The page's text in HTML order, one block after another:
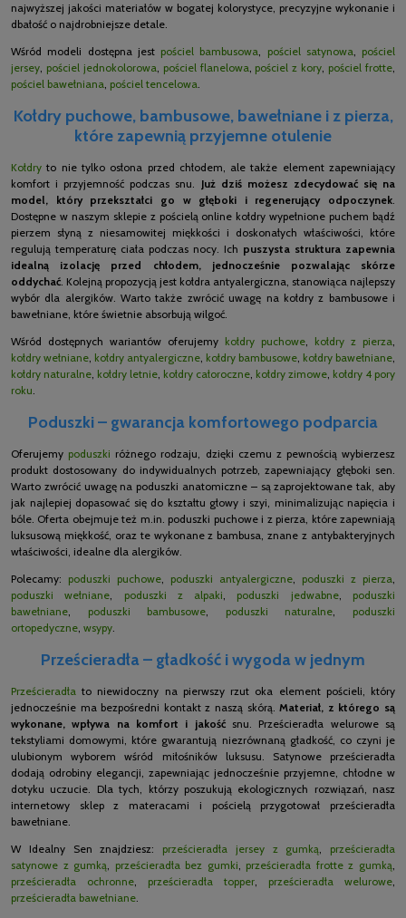
najwyższej jakości materiałów w bogatej kolorystyce, precyzyjne wykonanie i
dbałość o najdrobniejsze detale.
Wśród modeli dostępna jest pościel bambusowa, pościel satynowa, pościel
jersey, pościel jednokolorowa, pościel flanelowa, pościel z kory, pościel frotte,
pościel bawełniana, pościel tencelowa.
Kołdry puchowe, bambusowe, bawełniane i z pierza,
które zapewnią przyjemne otulenie
Kołdry to nie tylko osłona przed chłodem, ale także element zapewniający
komfort i przyjemność podczas snu. Już dziś możesz zdecydować się na
model, który przekształci go w głęboki i regenerujący odpoczynek.
Dostępne w naszym sklepie z pościelą online kołdry wypełnione puchem bądź
pierzem słyną z niesamowitej miękkości i doskonałych właściwości, które
regulują temperaturę ciała podczas nocy. Ich puszysta struktura zapewnia
idealną izolację przed chłodem, jednocześnie pozwalając skórze
oddychać. Kolejną propozycją jest kołdra antyalergiczna, stanowiąca najlepszy
wybór dla alergików. Warto także zwrócić uwagę na kołdry z bambusowe i
bawełniane, które świetnie absorbują wilgoć.
Wśród dostępnych wariantów oferujemy kołdry puchowe, kołdry z pierza,
kołdry wełniane, kołdry antyalergiczne, kołdry bambusowe, kołdry bawełniane,
kołdry naturalne, kołdry letnie, kołdry całoroczne, kołdry zimowe, kołdry 4 pory
roku.
Poduszki – gwarancja komfortowego podparcia
Oferujemy poduszki różnego rodzaju, dzięki czemu z pewnością wybierzesz
produkt dostosowany do indywidualnych potrzeb, zapewniający głęboki sen.
Warto zwrócić uwagę na poduszki anatomiczne – są zaprojektowane tak, aby
jak najlepiej dopasować się do kształtu głowy i szyi, minimalizując napięcia i
bóle. Oferta obejmuje też m.in. poduszki puchowe i z pierza, które zapewniają
luksusową miękkość, oraz te wykonane z bambusa, znane z antybakteryjnych
właściwości, idealne dla alergików.
Polecamy: poduszki puchowe poduszki antyalergiczne poduszki z pierza
poduszki wełniane
poduszki z alpaki poduszki jedwabne, poduszki
bawełniane
poduszki bambusowe poduszki naturalne
poduszki
ortopedyczne wsypy
Prześcieradła – gładkość i wygoda w jednym
Prześcieradła to niewidoczny na pierwszy rzut oka element pościeli, który
jednocześnie ma bezpośredni kontakt z naszą skórą.Materiał, z którego są
wykonane, wpływa na komfort i jakośćsnu. Prześcieradła welurowe są
tekstyliami domowymi, które gwarantują niezrównaną gładkość, co czyni je
ulubionym wyborem wśród miłośników luksusu. Satynowe prześcieradła
dodają odrobiny elegancji, zapewniając jednocześnie przyjemne, chłodne w
dotyku uczucie. Dla tych, którzy poszukują ekologicznych rozwiązań, nasz
internetowy sklep z materacami i pościelą przygotował prześcieradła
bawełniane.
W Idealny Sen znajdziesz: prześcieradła jersey z gumką
prześcieradła
satynowe z gumką
prześcieradła bez gumki prześcieradła frotte z gumką
prześcieradła ochronne
prześcieradła topper prześcieradła welurowe
prześcieradła bawełniane